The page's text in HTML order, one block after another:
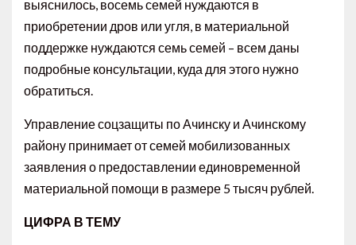
выяснилось, восемь семей нуждаются в
приобретении дров или угля, в материальной
поддержке нуждаются семь семей – всем даны
подробные консультации, куда для этого нужно
обратиться.
Управление соцзащиты по Ачинску и Ачинскому
району принимает от семей мобилизованных
заявления о предоставлении единовременной
материальной помощи в размере 5 тысяч рублей.
ЦИФРА В ТЕМУ